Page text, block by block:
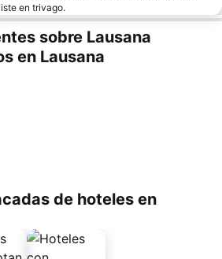
en trivago.
sobre Lausana
en Lausana
de hoteles en